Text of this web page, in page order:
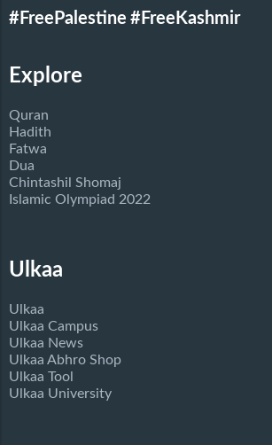
#FreePalestine #FreeKashmir
Explore
Quran
Hadith
Fatwa
Dua
Chintashil Shomaj
Islamic Olympiad 2022
Ulkaa
Ulkaa
Ulkaa Campus
Ulkaa News
Ulkaa Abhro Shop
Ulkaa Tool
Ulkaa University